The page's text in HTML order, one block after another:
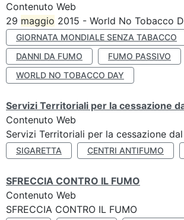
Contenuto Web
29 maggio 2015 - World No Tobacco
GIORNATA MONDIALE SENZA TABACCO
DANNI DA FUMO
FUMO PASSIVO
WORLD NO TOBACCO DAY
Servizi Territoriali per la cessazione
Contenuto Web
Servizi Territoriali per la cessazione
SIGARETTA CENTRI ANTIFUMO
SFRECCIA CONTRO IL FUMO
Contenuto Web
SFRECCIA CONTRO IL FUMO